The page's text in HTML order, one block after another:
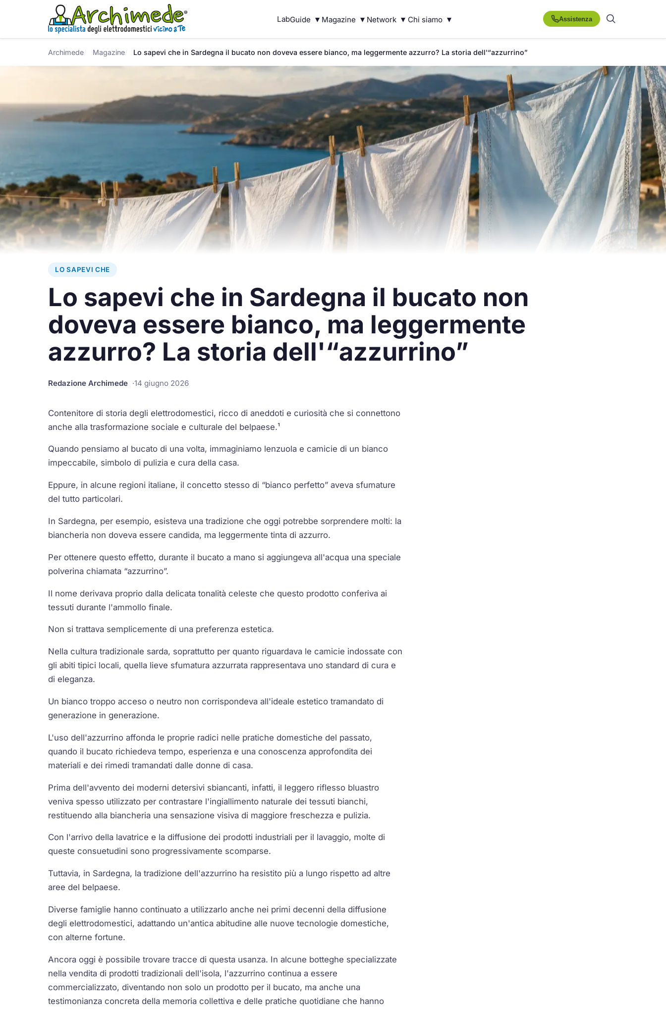
LabGuide ▾ Magazine ▾ Network ▾ Chi siamo ▾ Assistenza
Archimede Magazine Lo sapevi che in Sardegna il bucato non doveva essere bianco, ma leggermente azzurro? La storia dell'“azzurrino”
LO SAPEVI CHE
Lo sapevi che in Sardegna il bucato non
doveva essere bianco, ma leggermente
azzurro? La storia dell'“azzurrino”
Redazione Archimede 14 giugno 2026
Contenitore di storia degli elettrodomestici, ricco di aneddoti e curiosità che si connettono
anche alla trasformazione sociale e culturale del belpaese.¹
Quando pensiamo al bucato di una volta, immaginiamo lenzuola e camicie di un bianco
impeccabile, simbolo di pulizia e cura della casa.
Eppure, in alcune regioni italiane, il concetto stesso di “bianco perfetto” aveva sfumature
del tutto particolari.
In Sardegna, per esempio, esisteva una tradizione che oggi potrebbe sorprendere molti: la
biancheria non doveva essere candida, ma leggermente tinta di azzurro.
Per ottenere questo effetto, durante il bucato a mano si aggiungeva all'acqua una speciale
polverina chiamata “azzurrino”.
Il nome derivava proprio dalla delicata tonalità celeste che questo prodotto conferiva ai
tessuti durante l'ammollo finale.
Non si trattava semplicemente di una preferenza estetica.
Nella cultura tradizionale sarda, soprattutto per quanto riguardava le camicie indossate con
gli abiti tipici locali, quella lieve sfumatura azzurrata rappresentava uno standard di cura e
di eleganza.
Un bianco troppo acceso o neutro non corrispondeva all'ideale estetico tramandato di
generazione in generazione.
L'uso dell'azzurrino affonda le proprie radici nelle pratiche domestiche del passato,
quando il bucato richiedeva tempo, esperienza e una conoscenza approfondita dei
materiali e dei rimedi tramandati dalle donne di casa.
Prima dell'avvento dei moderni detersivi sbiancanti, infatti, il leggero riflesso bluastro
veniva spesso utilizzato per contrastare l'ingiallimento naturale dei tessuti bianchi,
restituendo alla biancheria una sensazione visiva di maggiore freschezza e pulizia.
Con l'arrivo della lavatrice e la diffusione dei prodotti industriali per il lavaggio, molte di
queste consuetudini sono progressivamente scomparse.
Tuttavia, in Sardegna, la tradizione dell'azzurrino ha resistito più a lungo rispetto ad altre
aree del belpaese.
Diverse famiglie hanno continuato a utilizzarlo anche nei primi decenni della diffusione
degli elettrodomestici, adattando un'antica abitudine alle nuove tecnologie domestiche,
con alterne fortune.
Ancora oggi è possibile trovare tracce di questa usanza. In alcune botteghe specializzate
nella vendita di prodotti tradizionali dell'isola, l'azzurrino continua a essere
commercializzato, diventando non solo un prodotto per il bucato, ma anche una
testimonianza concreta della memoria collettiva e delle pratiche quotidiane che hanno